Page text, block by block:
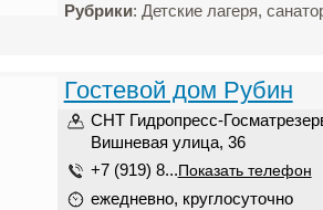
Рубрики: Детские лагеря,
Гостевой дом Рубин
СНТ Гидропресс-
Вишневая улица, 36
+7 (919) 8... Показать телефон
ежедневно, круглосуточно